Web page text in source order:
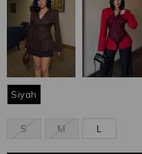
Siyah
S M L